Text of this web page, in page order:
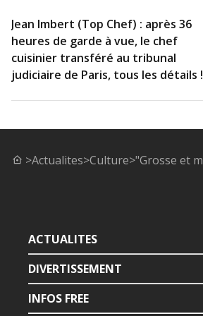
Jean Imbert (Top Chef) : après 36
heures de garde à vue, le chef
cuisinier transféré au tribunal
judiciaire de Paris, tous les détails !
>Actualites>Culture>
ACTUALITES
DIVERTISSEMENT
INFOS FREE